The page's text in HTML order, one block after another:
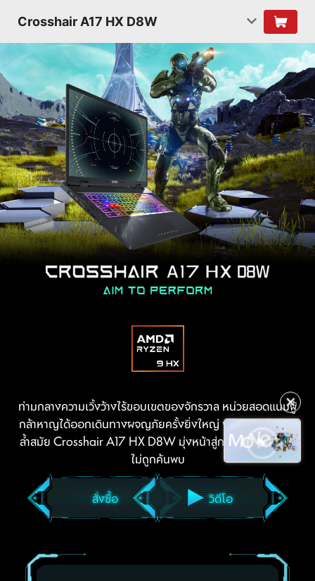
Crosshair A17 HX D8W
✕
ท่ามกลางความเวิ้งว้างไร้ขอบเขตของจักรวาล หน่วยสอดแนมผู้
กล้าหาญได้ออกเดินทางผจญภัยครั้งยิ่งใหญ่ พร้อมเทคโนโลยี
ล้ำสมัย Crosshair A17 HX D8W มุ่งหน้าสู่การสำรวจสิ่งที่ยัง
ไม่ถูกค้นพบ
สั่งซื้อ
วิดีโอ